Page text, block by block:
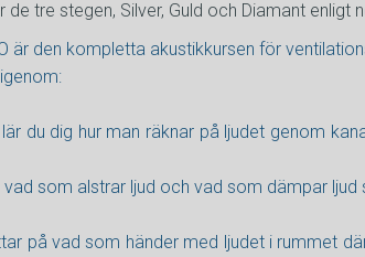
de tre stegen, Silver, Guld och Diamant
är den kompletta akustikkursen för
du dig hur man räknar på ljudet genom
som alstrar ljud och vad som dämpar
på vad som händer med ljudet i rummet